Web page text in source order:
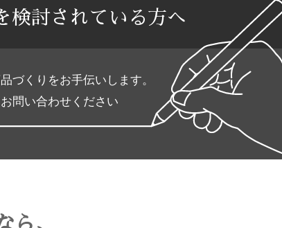
検討されている方へ
づくりをお手伝いします。
問い合わせください